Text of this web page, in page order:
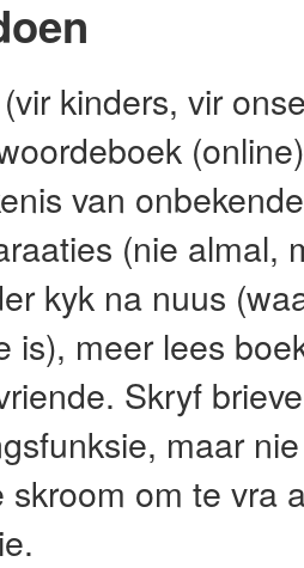
kinders, vir
van
(nie almal,
kyk na nuus
is), meer lees
Skryf
maar
om te vra